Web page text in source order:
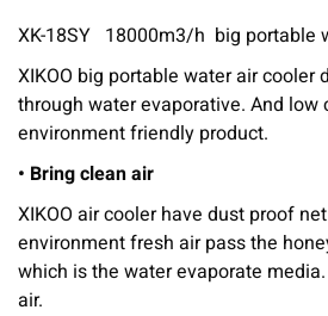
XK-18SY 18000m3/h big
XIKOO big portable water air
through water evaporative. And
environment friendly product.
• Bring clean air
XIKOO air cooler have dust proof
environment fresh air pass the
which is the water evaporate
air.